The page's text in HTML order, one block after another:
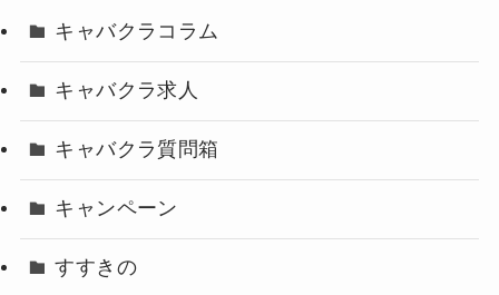
キャバクラコラム
キャバクラ求人
キャバクラ質問箱
キャンペーン
すすきの